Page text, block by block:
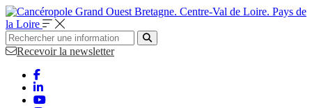
Bretagne. Centre-Val de Loire. Pays de
la Loire
Recevoir la newsletter